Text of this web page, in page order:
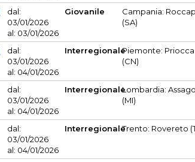
dal:
03/01/2026
al: 03/01/2026
Giovanile
Campania:
(SA)
dal:
03/01/2026
al: 04/01/2026
InterregionalePiemonte: Priocca
(CN)
dal:
03/01/2026
al: 04/01/2026
InterregionaleLombardia: Assago
(MI)
dal:
03/01/2026
al: 04/01/2026
InterregionaleTrento: Rovereto